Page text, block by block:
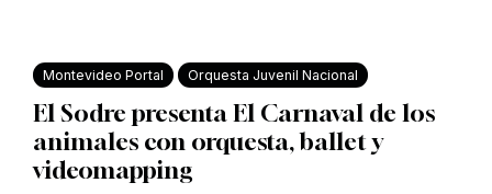
Montevideo Portal Orquesta Juvenil Nacional
El Sodre presenta El Carnaval de los
animales con orquesta, ballet y
videomapping